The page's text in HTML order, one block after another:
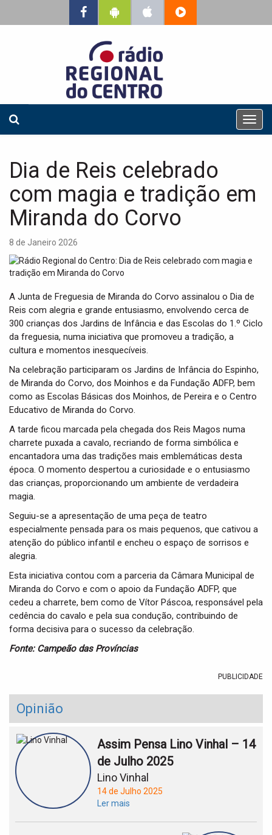
T
o
a
o
Dia de Reis celebrado
com magia e tradição em
Miranda do Corvo
8 de Janeiro 2026
A Junta de Freguesia de Miranda do Corvo assinalou o Dia de
Reis com alegria e grande entusiasmo, envolvendo cerca de
300 crianças dos Jardins de Infância e das Escolas do 1.º Ciclo
da freguesia, numa iniciativa que promoveu a tradição, a
cultura e momentos inesquecíveis.
Na celebração participaram os Jardins de Infância do Espinho,
de Miranda do Corvo, dos Moinhos e da Fundação ADFP, bem
como as Escolas Básicas dos Moinhos, de Pereira e o Centro
Educativo de Miranda do Corvo.
A tarde ficou marcada pela chegada dos Reis Magos numa
charrete puxada a cavalo, recriando de forma simbólica e
encantadora uma das tradições mais emblemáticas desta
época. O momento despertou a curiosidade e o entusiasmo
das crianças, proporcionando um ambiente de verdadeira
magia.
Seguiu-se a apresentação de uma peça de teatro
especialmente pensada para os mais pequenos, que cativou a
atenção do público infantil e encheu o espaço de sorrisos e
alegria.
Esta iniciativa contou com a parceria da Câmara Municipal de
Miranda do Corvo e com o apoio da Fundação ADFP, que
cedeu a charrete, bem como de Vítor Páscoa, responsável pela
cedência do cavalo e pela sua condução, contribuindo de
forma decisiva para o sucesso da celebração.
Fonte: Campeão das Províncias
PUBLICIDADE
Opinião
Assim Pensa Lino Vinhal – 14
de Julho 2025
Lino Vinhal
14 de Julho 2025
Ler mais